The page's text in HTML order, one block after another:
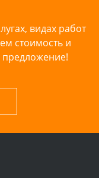
видах работ
стоимость и
предложение!